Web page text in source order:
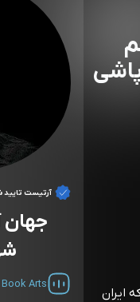
ایران
آرتیست تایید
جهان
Arts
Book